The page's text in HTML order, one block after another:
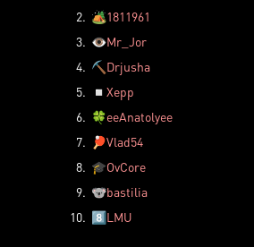
2. 🏕️1811961
3. 👁️Mr_Jor
4. ⛏️ Drjusha
5.
◽ Xepp
6. 🍀eeAnatolyee
7.
🏓Vlad54
8. 🎓OvCore
9. 🐨bastilia
10. 8️⃣LMU